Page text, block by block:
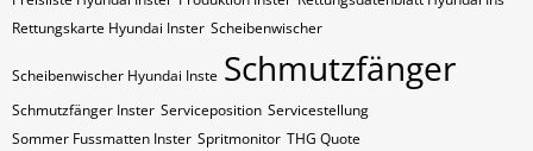
Rettungskarte Hyundai Inster Scheibenwischer
Scheibenwischer Hyundai​ Inste Schmutzfänger
Schmutzfänger Inster Serviceposition Servicestellung
Sommer Fussmatten Inster Spritmonitor THG Quote